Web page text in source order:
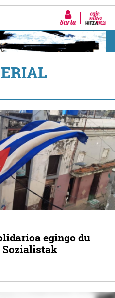
Sartu
egingo du
Sozialistak